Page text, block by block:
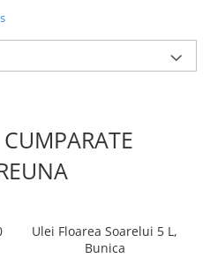
Ulei Floarea Soarelui 5 L,
Bunica